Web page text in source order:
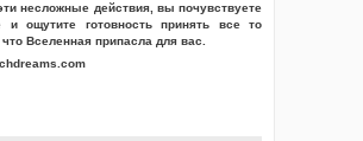
несложные действия, вы почувствуете
и ощутите готовность принять все то
Вселенная припасла для вас.